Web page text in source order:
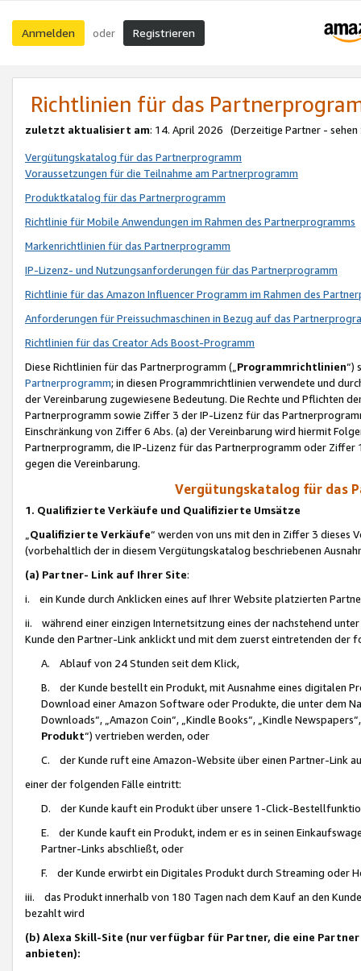
Anmelden oder Registrieren
Richtlinien für das
zuletzt aktualisiert am: 14. April 2026 (Derzeitige Partner - sehen
Vergütungskatalog für das Partnerprogramm
Voraussetzungen für die Teilnahme am Partnerprogramm
Produktkatalog für das Partnerprogramm
Richtlinie für Mobile Anwendungen im Rahmen des Partnerprogramms
Markenrichtlinien für das Partnerprogramm
IP-Lizenz- und Nutzungsanforderungen für das Partnerprogramm
Richtlinie für das Amazon Influencer Programm im Rahmen des
Anforderungen für Preissuchmaschinen in Bezug auf das
Richtlinien für das Creator Ads Boost-Programm
Diese Richtlinien für das Partnerprogramm („Programmrichtlinien“)
Partnerprogramm; in diesen Programmrichtlinien verwendete und
der Vereinbarung zugewiesene Bedeutung. Die Rechte und Pflichten
Partnerprogramm sowie Ziffer 3 der IP-Lizenz für das
Einschränkung von Ziffer 6 Abs. (a) der Vereinbarung wird hiermit
Partnerprogramm, die IP-Lizenz für das Partnerprogramm oder
gegen die Vereinbarung.
Vergütungskatalog für das
1. Qualifizierte Verkäufe und Qualifizierte Umsätze
Qualifizierte Verkäufe“ werden von uns mit den in Ziffer 3
(vorbehaltlich der in diesem Vergütungskatalog beschriebenen
(a) Partner- Link auf Ihrer Site:
i. ein Kunde durch Anklicken eines auf Ihrer Website platzierten
ii. während einer einzigen Internetsitzung eines der nachstehend
Kunde den Partner-Link anklickt und mit dem zuerst eintretenden der
A. Ablauf von 24 Stunden seit dem Klick,
B. der Kunde bestellt ein Produkt, mit Ausnahme eines digitalen
Download einer Amazon Software oder Produkte, die unter dem
Downloads“, „Amazon Coin“, „Kindle Books“, „Kindle
Produkt“) vertrieben werden, oder
C. der Kunde ruft eine Amazon-Website über einen Partner-Link
einer der folgenden Fälle eintritt:
D. der Kunde kauft ein Produkt über unsere 1-Click-
E. der Kunde kauft ein Produkt, indem er es in seinen
Partner-Links abschließt, oder
F. der Kunde erwirbt ein Digitales Produkt durch Streaming oder
iii. das Produkt innerhalb von 180 Tagen nach dem Kauf an den
bezahlt wird
(b) Alexa Skill-Site (nur verfügbar für Partner, die eine
anbieten):